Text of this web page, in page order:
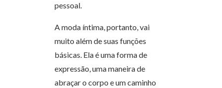
pessoal.
A moda íntima, portanto, vai
muito além de suas funções
básicas. Ela é uma forma de
expressão, uma maneira de
abraçar o corpo e um caminho